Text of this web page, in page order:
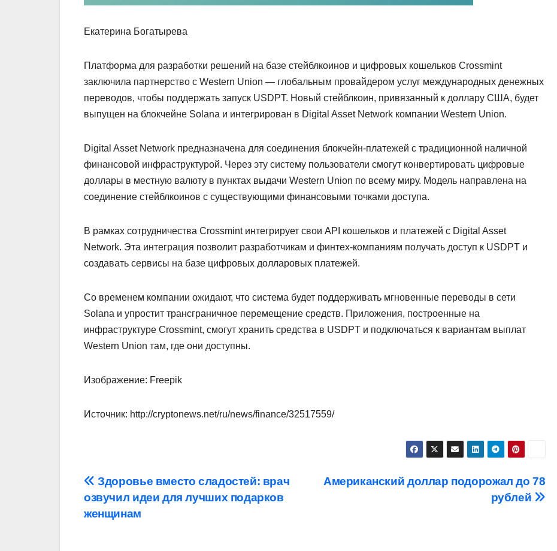
Екатерина Богатырева
Платформа для разработки решений на базе стейблкоинов и цифровых кошельков Crossmint
заключила партнерство с Western Union — глобальным провайдером услуг международных денежных
переводов, чтобы поддержать запуск USDPT. Новый стейблкоин, привязанный к доллару США, будет
выпущен на блокчейне Solana и интегрирован в Digital Asset Network компании Western Union.
Digital Asset Network предназначена для соединения блокчейн-платежей с традиционной наличной
финансовой инфраструктурой. Через эту систему пользователи смогут конвертировать цифровые
доллары в местную валюту в пунктах выдачи Western Union по всему миру. Модель направлена на
соединение стейблкоинов с существующими финансовыми точками доступа.
В рамках сотрудничества Crossmint интегрирует свои API кошельков и платежей с Digital Asset
Network. Эта интеграция позволит разработчикам и финтех-компаниям получать доступ к USDPT и
создавать сервисы на базе цифровых долларовых платежей.
Со временем компании ожидают, что система будет поддерживать мгновенные переводы в сети
Solana и упростит трансграничное перемещение средств. Приложения, построенные на
инфраструктуре Crossmint, смогут хранить средства в USDPT и подключаться к вариантам выплат
Western Union там, где они доступны.
Изображение: Freepik
Источник: http://cryptonews.net/ru/news/finance/32517559/
Навигация
по
Американский доллар подорожал до 78
рублей
Здоровье вместо сладостей: врач
озвучил идеи для лучших подарков
женщинам